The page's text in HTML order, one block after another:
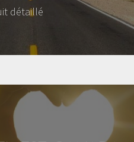
détaillé